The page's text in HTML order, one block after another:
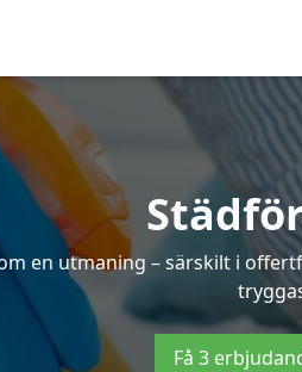
en utmaning – särskilt i
Få 3